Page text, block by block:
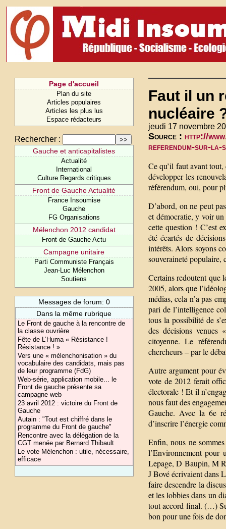
Page d'accueil
Plan du site
Articles populaires
Articles les plus lus
Espace rédacteurs
Rechercher :
Gauche et anticapitalistes
Actualité
International
Culture Regards critiques
Front de Gauche Actualité
France Insoumise
Gauche
FG Organisations
Mélenchon 2012 candidat
Front de Gauche Actu
Campagne unitaire
Parti Communiste Français
Jean-Luc Mélenchon
Soutiens
Messages de forum: 0
Dans la même rubrique
Le Front de gauche à la rencontre de
la classe ouvrière
Fête de L’Huma « Résistance !
Résistance ! »
Vers une « mélenchonisation » du
vocabulaire des candidats, mais pas
de leur programme (FdG)
Web-série, application mobile... le
Front de gauche présente sa
campagne web
23 avril 2012 : victoire du Front de
Gauche
Autain : "Tout est chiffré dans le
programme du Front de gauche"
Rencontre avec la délégation de la
CGT menée par Bernard Thibault
Le vote Mélenchon : utile, nécessaire,
efficace
Faut il un
nucléaire
jeudi 17 novembre
Source : http://
referendum-sur-la-
Ce qu’il faut avant
développer les
référendum, oui, pour
D’abord, on ne peut
et démocratie, y voir
cette question ! C’est
été écartés de
intérêts. Alors soyons
souveraineté populaire,
Certains redoutent que
2005, alors que
médias, cela n’a pas
pari de l’intelligence
tous la possibilité de
des décisions venues
citoyenne. Le
chercheurs – par le
Autre argument pour
vote de 2012 ferait
électorale ! Et il
nous faut des
Gauche. Avec la 6e
d’inscrire l’énergie
Enfin, nous ne
l’Environnement pour
Lepage, D Baupin, M
J Bové écrivaient dans
faire descendre la
et les lobbies dans un
tout accord final. (…)
bon pour une fois de